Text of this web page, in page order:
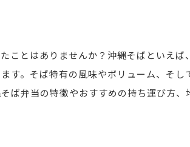
ことはありませんか？沖縄そばといえ
す。そば特有の風味やボリューム、そ
ば弁当の特徴やおすすめの持ち運び方